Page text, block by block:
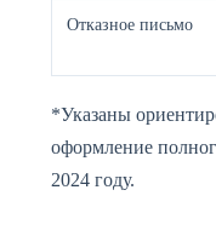
Отказное письмо
*Указаны
оформление
2024 году.